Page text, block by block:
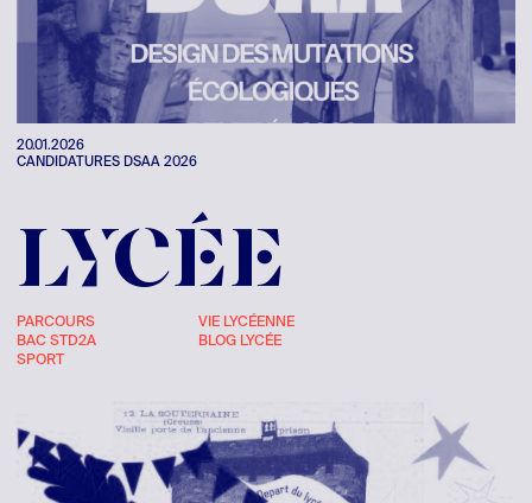
20.01.2026
CANDIDATURES DSAA 2026
LYCÉE
PARCOURS
BAC STD2A
SPORT
VIE LYCÉENNE
BLOG LYCÉE